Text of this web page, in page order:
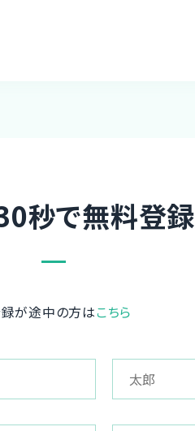
秒で無料登録
が途中の方はこちら